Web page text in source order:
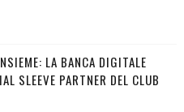
LA BANCA DIGITALE
SLEEVE PARTNER DEL CLUB